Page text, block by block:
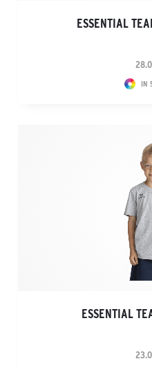
ESSENTIAL
IN
ESSENTIAL